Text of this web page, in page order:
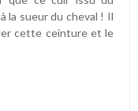
la sueur du cheval ! Il
cette ceinture et le